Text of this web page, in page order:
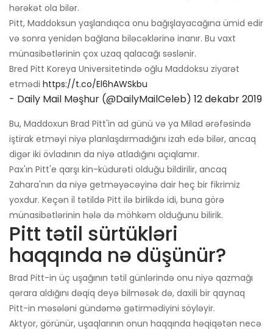
hərəkət ola bilər.
Pitt, Maddoksun yaşlandıqca onu bağışlayacağına ümid edir
və sonra yenidən bağlana biləcəklərinə inanır. Bu vaxt
münasibətlərinin çox uzaq qalacağı səslənir.
Bred Pitt Koreya Universitetində oğlu Maddoksu ziyarət
etmədi https://t.co/El6hAWSkbu
- Daily Mail Məşhur (@DailyMailCeleb) 12 dekabr 2019
Bu, Maddoxun Brad Pitt'in ad günü və ya Milad ərəfəsində
iştirak etməyi niyə planlaşdırmadığını izah edə bilər, ancaq
digər iki övladının da niyə atladığını açıqlamır.
Pax'ın Pitt'e qarşı kin-küdurəti olduğu bildirilir, ancaq
Zahara'nın da niyə getməyəcəyinə dair heç bir fikrimiz
yoxdur. Keçən il tətildə Pitt ilə birlikdə idi, buna görə
münasibətlərinin hələ də möhkəm olduğunu bilirik.
Pitt tətil sürtükləri
haqqında nə düşünür?
Brad Pitt-in üç uşağının tətil günlərində onu niyə qazmağı
qərara aldığını dəqiq deyə bilməsək də, daxili bir qaynaq
Pitt-in məsələni gündəmə gətirmədiyini söyləyir.
Aktyor, görünür, uşaqlarının onun haqqında həqiqətən necə